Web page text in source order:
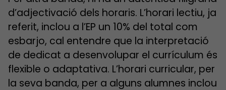
d’adjectivació dels horaris. L’horari lectiu, ja
referit, inclou a l’EP un 10% del total com
esbarjo, cal entendre que la interpretació
de dedicat a desenvolupar el currículum és
flexible o adaptativa. L’horari curricular, per
la seva banda, per a alguns alumnes inclou